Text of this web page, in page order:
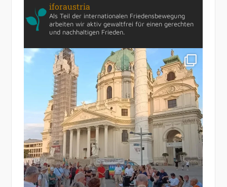
iforaustria
Als Teil der internationalen Friedensbewegung
arbeiten wir aktiv gewaltfrei für einen gerechten
und nachhaltigen Frieden.